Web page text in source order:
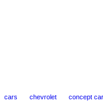
cars chevrolet
concept